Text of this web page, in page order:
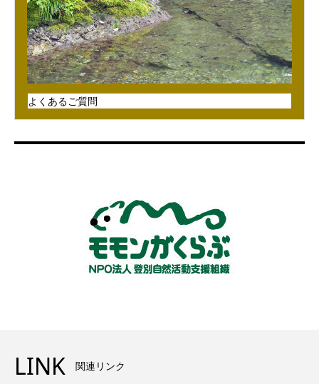
よくあるご質問
LINK 関連リンク